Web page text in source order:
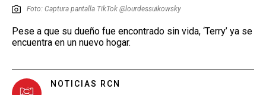
Foto: Captura pantalla TikTok @lourdessuikowsky
Pese a que su dueño fue encontrado sin vida, ‘Terry’ ya se
encuentra en un nuevo hogar.
NOTICIAS RCN